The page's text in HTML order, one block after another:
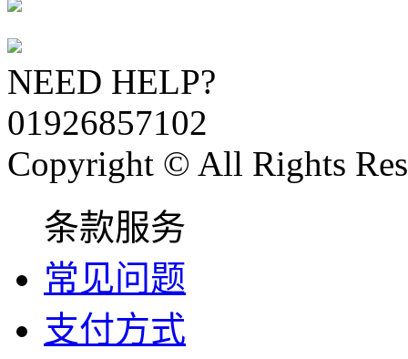
NEED HELP?
01926857102
Copyright © All Rights
条款服务
常见问题
支付方式